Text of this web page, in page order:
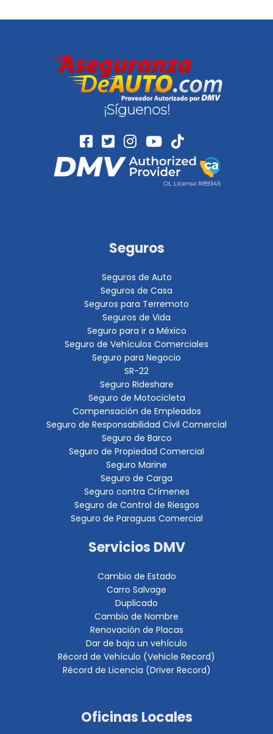
¡Síguenos!
Seguros
Seguros de Auto
Seguros de Casa
Seguros para Terremoto
Seguros de Vida
Seguro para ir a México
Seguro de Vehículos Comerciales
Seguro para Negocio
SR-22
Seguro Rideshare
Seguro de Motocicleta
Compensación de Empleados
Seguro de Responsabilidad Civil Comercial
Seguro de Barco
Seguro de Propiedad Comercial
Seguro Marine
Seguro de Carga
Seguro contra Crímenes
Seguro de Control de Riesgos
Seguro de Paraguas Comercial
Servicios DMV
Cambio de Estado
Carro Salvage
Duplicado
Cambio de Nombre
Renovación de Placas
Dar de baja un vehículo
Récord de Vehículo (Vehicle Record)
Récord de Licencia (Driver Record)
Oficinas Locales